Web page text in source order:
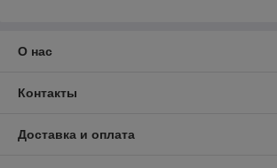
О нас
Контакты
Доставка и оплата